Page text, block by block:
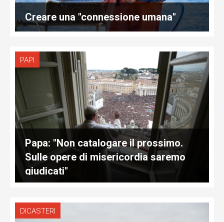
Creare una "connessione umana"
PAPI
Papa: "Non catalogare il prossimo.
Sulle opere di misericordia saremo
giudicati"
DICASTERI